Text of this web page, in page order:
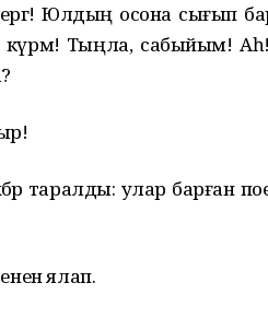
Юлдың осона сығып
Тыңла, сабыйым!
таралды: улар барған
ялап.